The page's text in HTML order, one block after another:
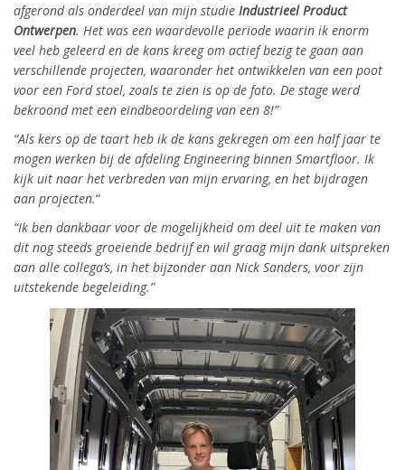
afgerond als onderdeel van mijn studie Industrieel Product
Ontwerpen. Het was een waardevolle periode waarin ik enorm
veel heb geleerd en de kans kreeg om actief bezig te gaan aan
verschillende projecten, waaronder het ontwikkelen van een poot
voor een Ford stoel, zoals te zien is op de foto. De stage werd
bekroond met een eindbeoordeling van een 8!”
“Als kers op de taart heb ik de kans gekregen om een half jaar te
mogen werken bij de afdeling Engineering binnen Smartfloor. Ik
kijk uit naar het verbreden van mijn ervaring, en het bijdragen
aan projecten.“
“Ik ben dankbaar voor de mogelijkheid om deel uit te maken van
dit nog steeds groeiende bedrijf en wil graag mijn dank uitspreken
aan alle collega’s, in het bijzonder aan Nick Sanders, voor zijn
uitstekende begeleiding.”